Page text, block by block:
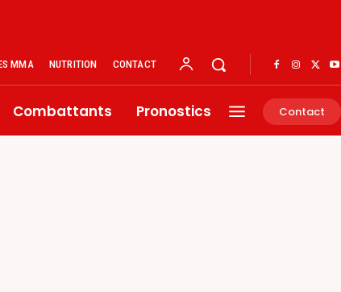
MMA NUTRITION CONTACT
Combattants Pronostics Contact